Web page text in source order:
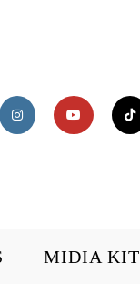
MIDIA KIT